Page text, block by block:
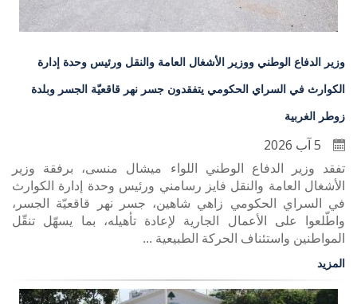
وزير الدفاع الوطني ووزير الأشغال العامة والنقل ورئيس وحدة إدارة
الكوارث في السراي الحكومي يتفقدون جسر نهر قاقعيّة الجسر وبلدة
زوطر الغربية
تفقد وزير الدفاع الوطني اللواء ميشال منسى، برفقة وزير
الأشغال العامة والنقل فايز رسامني ورئيس وحدة إدارة الكوارث
في السراي الحكومي زاهي شاهين، جسر نهر قاقعيّة الجسر،
واطّلعوا على الأعمال الجارية لإعادة تأهيله، بما يسهّل تنقّل
المواطنين واستئناف الحركة الطبيعية ...
المزيد